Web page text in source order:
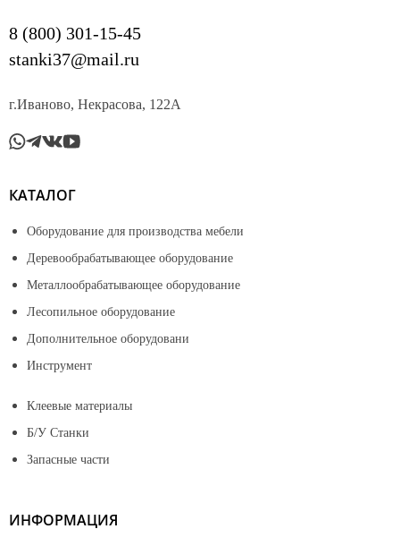
8 (800) 301-15-45
stanki37@mail.ru
г.Иваново, Некрасова, 122А
КАТАЛОГ
Оборудование для производства мебели
Деревообрабатывающее оборудование
Металлообрабатывающее оборудование
Лесопильное оборудование
Дополнительное оборудовани
Инструмент
Клеевые материалы
Б/У Станки
Запасные части
ИНФОРМАЦИЯ